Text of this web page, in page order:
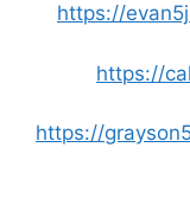
https://
https://
https://